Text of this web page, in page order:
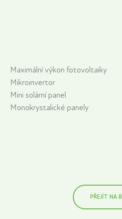
Maximální výkon fotovoltaiky
Mikroinvertor
Mini solární panel
Monokrystalické panely
PŘEJÍT NA